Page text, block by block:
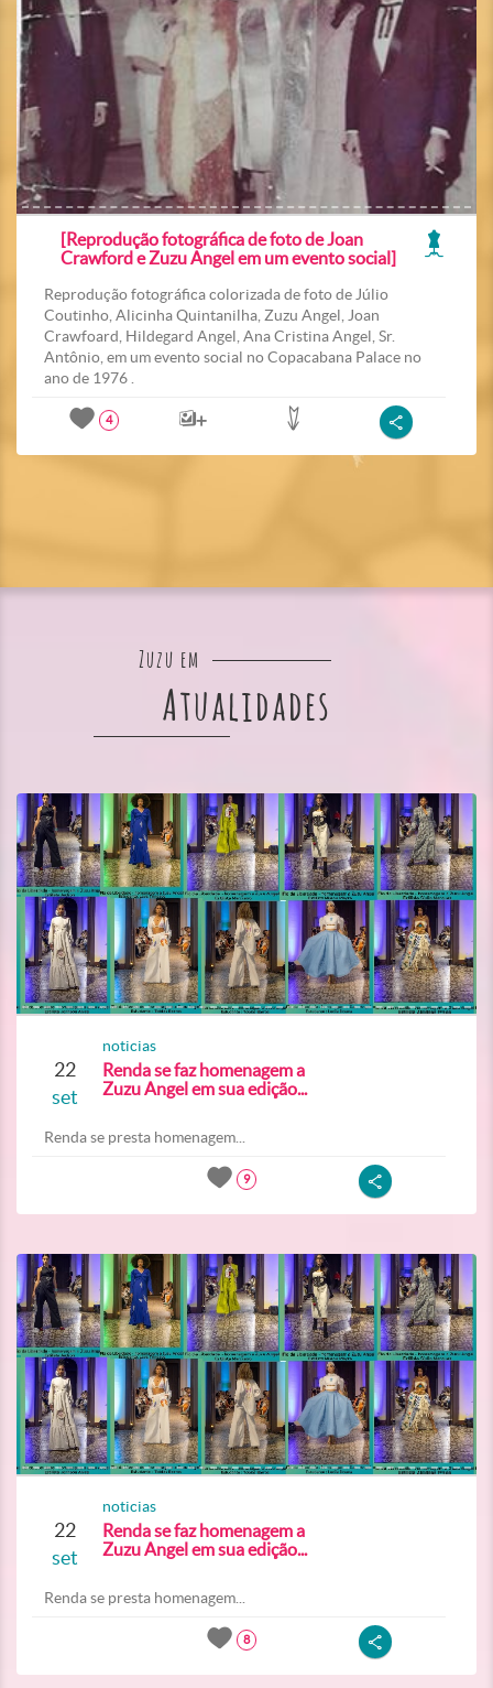
[Reprodução fotográfica de foto de Joan
Crawford e Zuzu Angel em um evento social]
Reprodução fotográfica colorizada de foto de Júlio
Coutinho, Alicinha Quintanilha, Zuzu Angel, Joan
Crawfoard, Hildegard Angel, Ana Cristina Angel, Sr.
Antônio, em um evento social no Copacabana Palace no
ano de 1976 .
4
Zuzu em
Atualidades
22
set
noticias
Renda se faz homenagem a
Zuzu Angel em sua edição...
Renda se presta homenagem...
9
22
set
noticias
Renda se faz homenagem a
Zuzu Angel em sua edição...
Renda se presta homenagem...
8